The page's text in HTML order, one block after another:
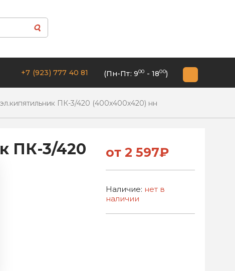
+7 (923) 777 40 81 (Пн-Пт: 900 - 1800)
ПК-3/420 (400х400х420) нн
ПК-3/420
от 2 597₽
Наличие: нет в
наличии